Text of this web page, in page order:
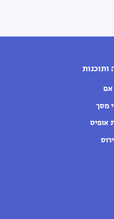
ותוכנות
אם
מסך
אופיס